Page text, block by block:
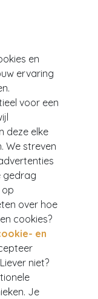
en
ervaring
voor een
deze elke
We streven
gedrag
op
over hoe
cookies?
en
niet?
Je